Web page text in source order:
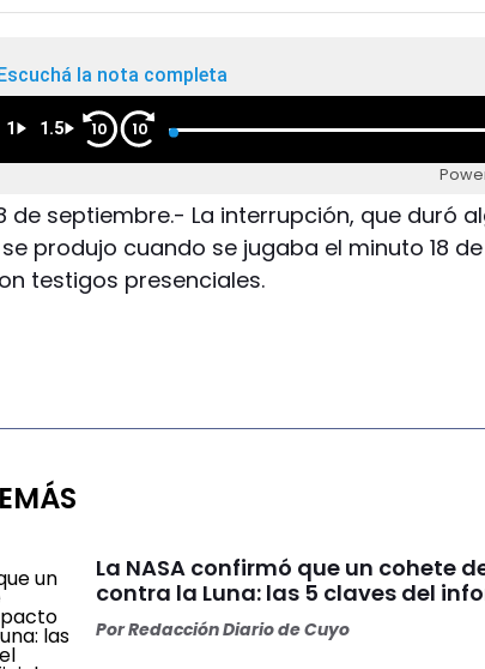
la nota completa
1 1.5 10 10
de septiembre.- La interrupción, que duró
produjo cuando se jugaba el minuto 18
testigos presenciales.
La NASA confirmó que un cohete
contra la Luna: las 5 claves del
PorRedacción Diario de Cuyo